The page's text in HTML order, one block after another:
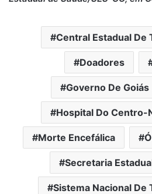
Central Estadual De
Doadores
Governo De Goiás
Hospital Do Centro-
Morte Encefálica
Secretaria
Sistema Nacional De